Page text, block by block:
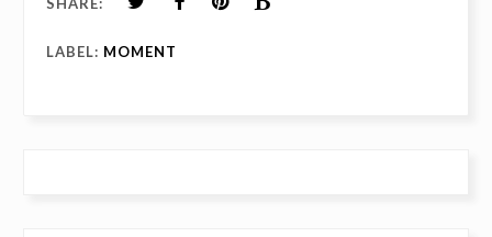
SHARE:
LABEL: MOMENT